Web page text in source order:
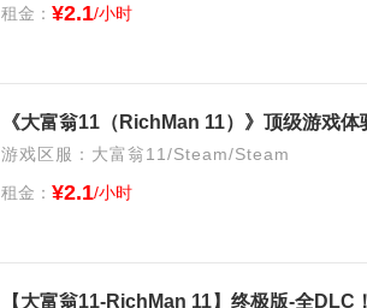
租金： ¥2.1/小时
游戏区服：大富翁11/Steam/Steam
租金： ¥2.1/小时